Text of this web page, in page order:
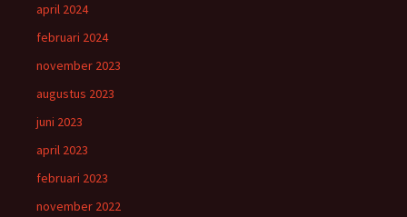
april 2024
februari 2024
november 2023
augustus 2023
juni 2023
april 2023
februari 2023
november 2022